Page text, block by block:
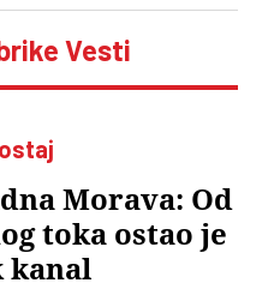
Vesti
Morava: Od
toka ostao je
kanal